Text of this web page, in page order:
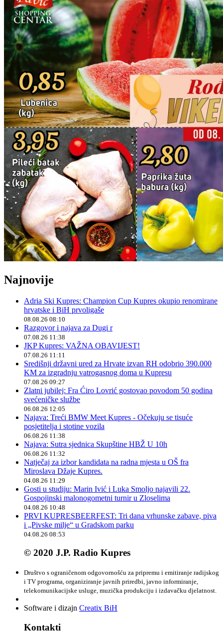
Najnovije
Adria Ski Kupres: Champion Cup Kupres okupio renomirane
hrvatske i BiH prvoligaše
08.08.26 08:10
Razgovor i najava za Dugi r
07.08.26 11:38
JKP Kupres: VAŽNA OBAVIJEST!
07.08.26 11:11
Središnji državni ured za Hrvate izvan RH odobrio 390.000
KM za izgradnju vatrogasnog doma u Kupresu
07.08.26 09:27
Zlatni jubilej: Fra Ćiro Lovrić gostovao povodom 50 godina
svećeničke službe
06.08.26 12:05
Najava: Treći BMW Meet Kupres - Očekuju se tisuće
posjetitelja i stotine vozila
06.08.26 11:38
Najava: Sutra sjednica Skupštine HBŽ U 10h
06.08.26 11:32
Natječaj za izbor kandidata na radna mjesta u OŠ fra
Miroslava Džaje Kupres.
04.08.26 11:29
Gosti u studiju: Marin Ivić i Luka Smoljo najavili 22.
Gospojinski malonogometni turnir u Zloselima
04.08.26 10:48
PRVI KUPRESBEERFEST: Tri dana vrhunske zabave, piva
i „Pivske milje“ u Gradskom parku
04.08.26 08:53
© 2020 J.P. Radio Kupres
Društvo s ograničenom odgovornošću za pripremu i emitiranje radijskog
i TV programa, organiziranje javnih priredbi, javno informiranje,
telekomunikacijske usluge, muzička produkciju i izdavačku djelatnost.
Software i dizajn Creatix BiH
Kontakti